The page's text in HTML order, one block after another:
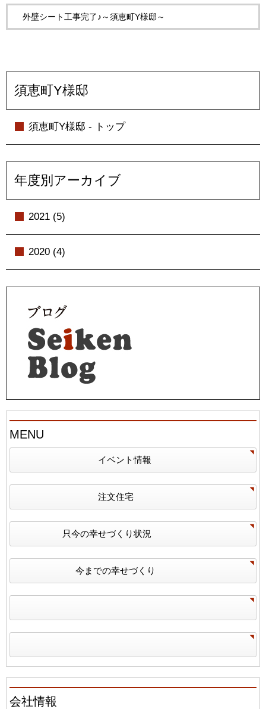
外壁シート工事完了♪～須恵町Y様邸～
須恵町Y様邸
須恵町Y様邸 - トップ
年度別アーカイブ
2021 (5)
2020 (4)
MENU
イベント情報
注文住宅
只今の幸せづくり状況
今までの幸せづくり
会社情報